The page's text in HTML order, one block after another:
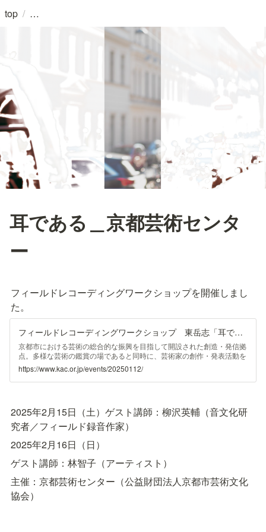
top /
耳である＿京都芸術センタ
ー
フィールドレコーディングワークショップを開催しまし
た。
フィールドレコーディングワークショップ 東岳志「耳である」 | イベント | 京都芸術センター | KYOTO ART CENTER
京都市における芸術の総合的な振興を目指して開設された創造・発信拠
点。多様な芸術の鑑賞の場であると同時に、芸術家の創作・発表活動を
支援しています。
https://www.kac.or.jp/events/20250112/
2025年2月15日（土）ゲスト講師：柳沢英輔（音文化研
究者／フィールド録音作家）
2025年2月16日（日）
ゲスト講師：林智子（アーティスト）
主催：京都芸術センター（公益財団法人京都市芸術文化
協会）